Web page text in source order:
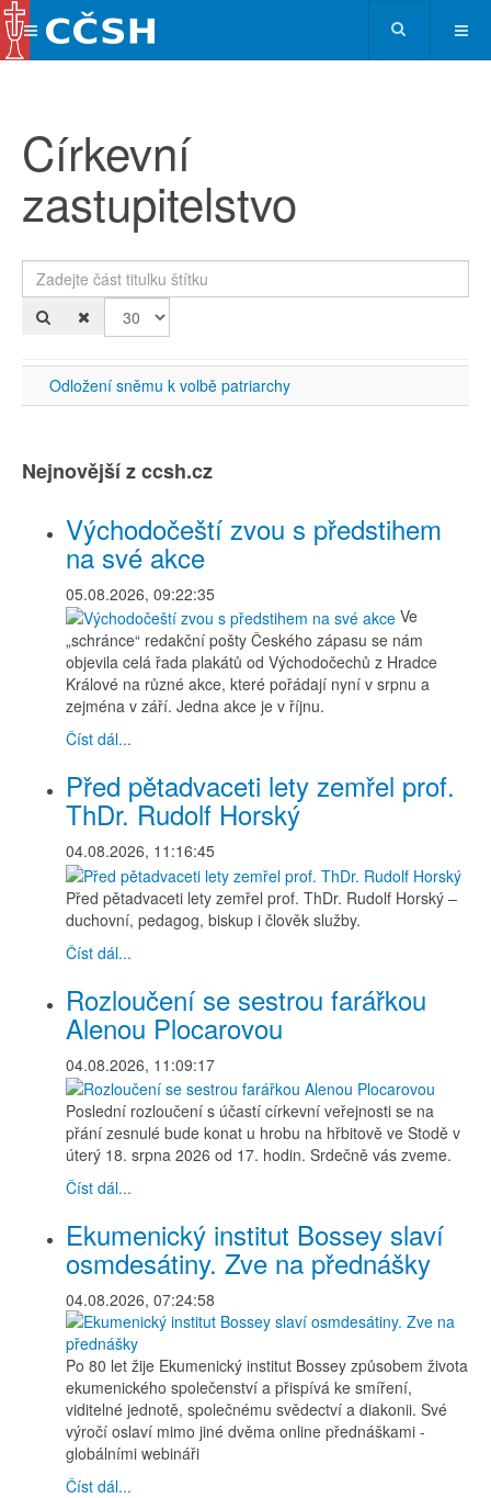
Církevní
zastupitelstvo
Zadejte část titulku štítku
Odložení sněmu k volbě patriarchy
Nejnovější z ccsh.cz
Východočeští zvou s předstihem
na své akce
05.08.2026, 09:22:35
Ve
„schránce“ redakční pošty Českého zápasu se nám
objevila celá řada plakátů od Východočechů z Hradce
Králové na různé akce, které pořádají nyní v srpnu a
zejména v září. Jedna akce je v říjnu.
Číst dál...
Před pětadvaceti lety zemřel prof.
ThDr. Rudolf Horský
04.08.2026, 11:16:45
Před pětadvaceti lety zemřel prof. ThDr. Rudolf Horský –
duchovní, pedagog, biskup i člověk služby.
Číst dál...
Rozloučení se sestrou farářkou
Alenou Plocarovou
04.08.2026, 11:09:17
Poslední rozloučení s účastí církevní veřejnosti se na
přání zesnulé bude konat u hrobu na hřbitově ve Stodě v
úterý 18. srpna 2026 od 17. hodin. Srdečně vás zveme.
Číst dál...
Ekumenický institut Bossey slaví
osmdesátiny. Zve na přednášky
04.08.2026, 07:24:58
Po 80 let žije Ekumenický institut Bossey způsobem života
ekumenického společenství a přispívá ke smíření,
viditelné jednotě, společnému svědectví a diakonii. Své
výročí oslaví mimo jiné dvěma online přednáškami -
globálními webináři
Číst dál...